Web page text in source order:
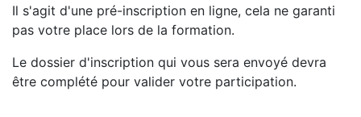
Il s'agit d'une pré-inscription en ligne, cela ne garanti
pas votre place lors de la formation.
Le dossier d'inscription qui vous sera envoyé devra
être complété pour valider votre participation.